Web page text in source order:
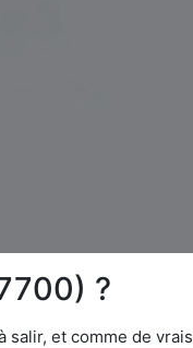
?
salir, et comme de vrais